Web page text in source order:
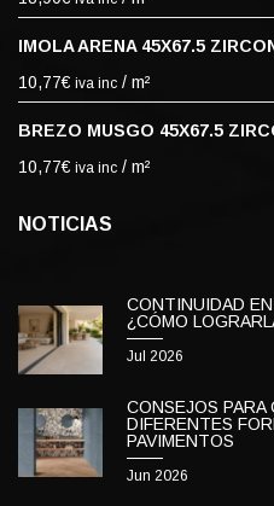
IMOLA ARENA 45X67.5
10,77€ iva inc / m²
BREZO MUSGO 45X67.5
10,77€ iva inc / m²
NOTICIAS
CONTINUIDAD
¿CÓMO
Jul 2026
CONSEJOS PARA
DIFERENTES
PAVIMENTOS
Jun 2026